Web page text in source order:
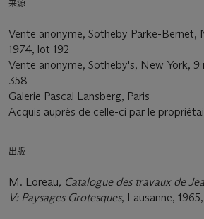
来源
Vente anonyme, Sotheby Parke-Bernet,
1974, lot 192
Vente anonyme, Sotheby's, New York, 9
358
Galerie Pascal Lansberg, Paris
Acquis auprès de celle-ci par le
出版
M. Loreau, Catalogue des travaux de
V: Paysages Grotesques, Lausanne,